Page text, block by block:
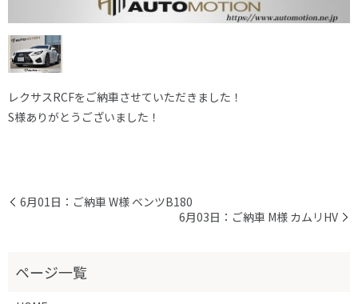
レクサスRCFをご納車させていただきました！
S様ありがとうございました！
6月01日：ご納車 W様 ベンツB180
6月03日：ご納車 M様 カムリHV